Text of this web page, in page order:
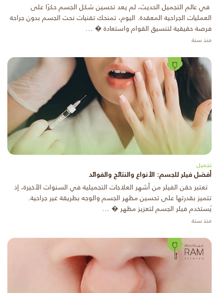
في عالم التجميل الحديث، لم يعد تحسين شكل الجسم حكرًا على
العمليات الجراحية المعقدة. اليوم، تمنحك تقنيات نحت الجسم بدون جراحة
فرصة حقيقية لتنسيق القوام واستعادة � ...
منذ سنة
تجميل
أفضل فيلر للجسم: الأنواع والنتائج والفوائد
تعتبر حقن الفيلر من أشهر العلاجات التجميلية في السنوات الأخيرة، إذ
تتميز بقدرتها على تحسين مظهر الجسم والوجه بطريقة غير جراحية.
يُستخدم فيلر الجسم لتعزيز مظهر � ...
منذ سنة